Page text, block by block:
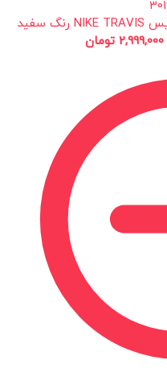
کفش و کتانی مردانه مدل نایک ترویس NIKE TRAVIS رنگ سفید
2,999,000 تومان